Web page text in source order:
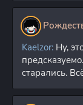
Kaelzor: Ну,
старались.